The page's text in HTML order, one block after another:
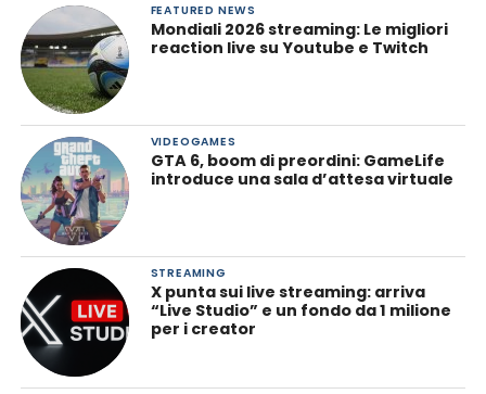
FEATURED NEWS
Mondiali 2026 streaming: Le migliori
reaction live su Youtube e Twitch
VIDEOGAMES
GTA 6, boom di preordini: GameLife
introduce una sala d’attesa virtuale
STREAMING
X punta sui live streaming: arriva
“Live Studio” e un fondo da 1 milione
per i creator